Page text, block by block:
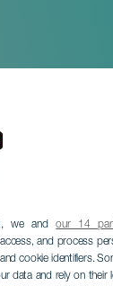
we andour 14
and process
cookie identifiers.
data and rely on their